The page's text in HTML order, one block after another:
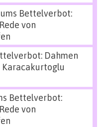
Bettelverbot:
von
Dahmen
Karacakurtoglu
Bettelverbot:
von